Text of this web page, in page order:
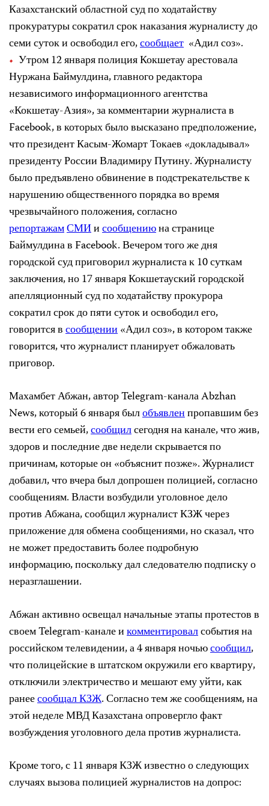
Казахстанский областной суд по ходатайству
прокуратуры сократил срок наказания журналисту до
семи суток и освободил его,сообщает «Адил соз».
Утром 12 января полиция Кокшетау арестовала
Нуржана Баймулдина, главного редактора
независимого информационного агентства
«Кокшетау-Азия», за комментарии журналиста в
Facebook, в которых было высказано предположение,
что президент Касым-Жомарт Токаев «докладывал»
президенту России Владимиру Путину. Журналисту
было предъявлено обвинение в подстрекательстве к
нарушению общественного порядка во время
чрезвычайного положения, согласно
репортажамСМИисообщениюна странице
Баймулдина в Facebook. Вечером того же дня
городской суд приговорил журналиста к 10 суткам
заключения, но 17 января Кокшетауский городской
апелляционный суд по ходатайству прокурора
сократил срок до пяти суток и освободил его,
говорится всообщении«Адил соз», в котором также
говорится, что журналист планирует обжаловать
приговор.
Махамбет Абжан, автор Telegram-канала Abzhan
News, который 6 января былобъявленпропавшим без
вести его семьей,сообщилсегодня на канале, что жив,
здоров и последние две недели скрывается по
причинам, которые он «объяснит позже». Журналист
добавил, что вчера был допрошен полицией, согласно
сообщениям. Власти возбудили уголовное дело
против Абжана, сообщил журналист КЗЖ через
приложение для обмена сообщениями, но сказал, что
не может предоставить более подробную
информацию, поскольку дал следователю подписку о
неразглашении.
Абжан активно освещал начальные этапы протестов в
своем Telegram-канале икомментировалсобытия на
российском телевидении, а 4 января ночьюсообщил,
что полицейские в штатском окружили его квартиру,
отключили электричество и мешают ему уйти, как
ранеесообщал КЗЖ. Согласно тем же сообщениям, на
этой неделе МВД Казахстана опровергло факт
возбуждения уголовного дела против журналиста.
Кроме того, с 11 января КЗЖ известно о следующих
случаях вызова полицией журналистов на допрос: